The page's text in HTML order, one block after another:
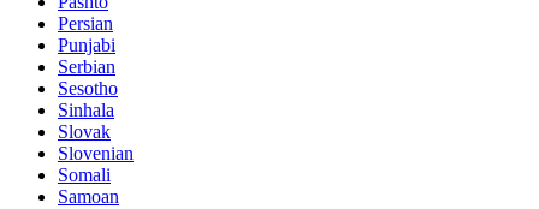
Persian
Punjabi
Serbian
Sesotho
Sinhala
Slovak
Slovenian
Somali
Samoan